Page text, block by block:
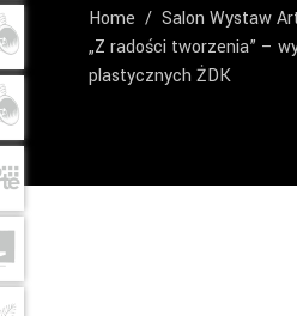
Home / Salon Wystaw
„Z radości tworzenia” –
plastycznych ŻDK